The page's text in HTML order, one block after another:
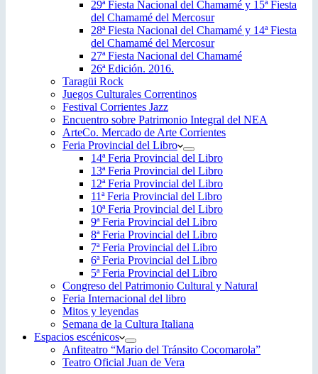
29ª Fiesta Nacional del Chamamé y 15ª Fiesta
del Chamamé del Mercosur
28ª Fiesta Nacional del Chamamé y 14ª Fiesta
del Chamamé del Mercosur
27ª Fiesta Nacional del Chamamé
26ª Edición. 2016.
Taragüi Rock
Juegos Culturales Correntinos
Festival Corrientes Jazz
Encuentro sobre Patrimonio Integral del NEA
ArteCo. Mercado de Arte Corrientes
Feria Provincial del Libro
14ª Feria Provincial del Libro
13ª Feria Provincial del Libro
12ª Feria Provincial del Libro
11ª Feria Provincial del Libro
10ª Feria Provincial del Libro
9ª Feria Provincial del Libro
8ª Feria Provincial del Libro
7ª Feria Provincial del Libro
6ª Feria Provincial del Libro
5ª Feria Provincial del Libro
Congreso del Patrimonio Cultural y Natural
Feria Internacional del libro
Mitos y leyendas
Semana de la Cultura Italiana
Espacios escénicos
Anfiteatro “Mario del Tránsito Cocomarola”
Teatro Oficial Juan de Vera